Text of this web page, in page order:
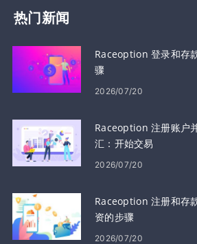
热门新闻
Raceoption 登录和存
骤
2026/07/20
Raceoption 注册账户
汇：开始交易
2026/07/20
Raceoption 注册和存
资的步骤
2026/07/20